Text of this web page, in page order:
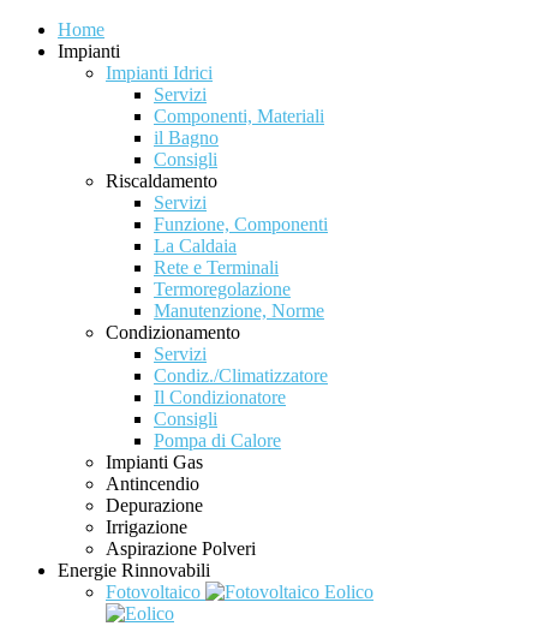
Home
Impianti
Impianti Idrici
Servizi
Componenti, Materiali
il Bagno
Consigli
Riscaldamento
Servizi
Funzione, Componenti
La Caldaia
Rete e Terminali
Termoregolazione
Manutenzione, Norme
Condizionamento
Servizi
Condiz./Climatizzatore
Il Condizionatore
Consigli
Pompa di Calore
Impianti Gas
Antincendio
Depurazione
Irrigazione
Aspirazione Polveri
Energie Rinnovabili
Fotovoltaico
Eolico